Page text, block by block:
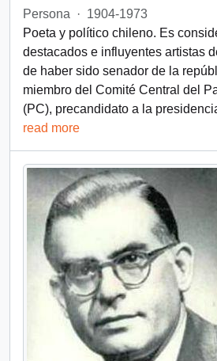
Persona
· 1904-1973
Poeta y político chileno. Es
destacados e influyentes artistas
de haber sido senador de la
miembro del Comité Central del
(PC), precandidato a la
read more